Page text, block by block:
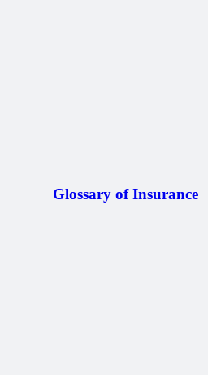
Glossary of Insurance